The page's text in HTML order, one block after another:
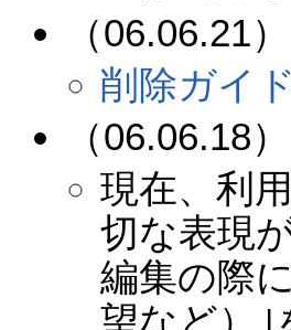
（06.06.21）
削除ガイ
（06.06.18）
現在、利
切な表現
編集の際
望など）｣